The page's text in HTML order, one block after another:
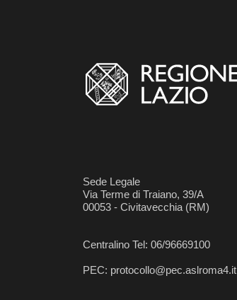
Sede Legale
Via Terme di Traiano, 39/A
00053 - Civitavecchia (RM)
Centralino Tel: 06/96669100
PEC: protocollo@pec.aslroma4.it